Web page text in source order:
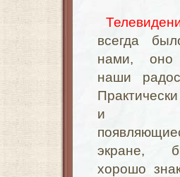
всегда
нами, оно
наши
и
экране,
хорошо